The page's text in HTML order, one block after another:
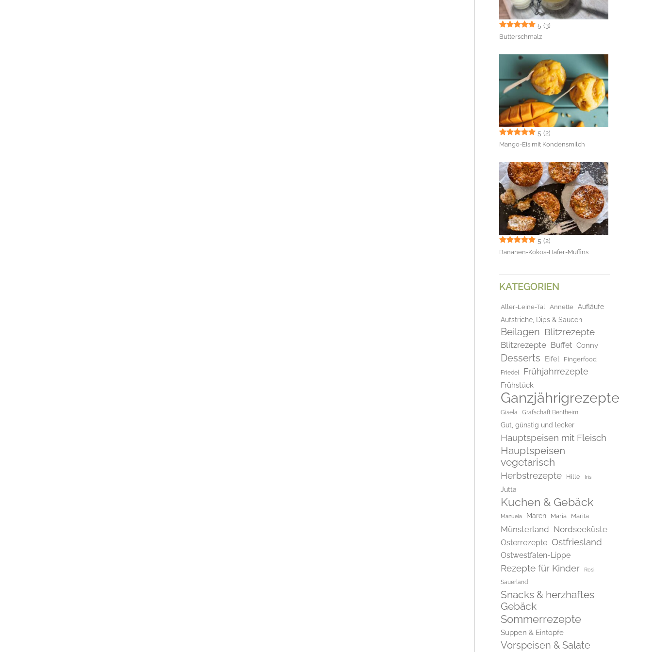
5 (3)
Butterschmalz
5 (2)
Mango-Eis mit Kondensmilch
5 (2)
Bananen-Kokos-Hafer-Muffins
KATEGORIEN
Aller-Leine-Tal Annette
Aufläufe
Aufstriche, Dips & Saucen
Beilagen Blitzrezepte
Blitzrezepte Buffet Conny
Desserts Eifel Fingerfood
Friedel Frühjahrrezepte
Frühstück
Ganzjährigrezepte
Gisela Grafschaft Bentheim
Gut, günstig und lecker
Hauptspeisen mit Fleisch
Hauptspeisen
vegetarisch
Herbstrezepte Hille Iris
Jutta
Kuchen & Gebäck
Manuela Maren Maria Marita
Münsterland Nordseeküste
Osterrezepte Ostfriesland
Ostwestfalen-Lippe
Rezepte für Kinder
Rosi
Sauerland
Snacks & herzhaftes
Gebäck
Sommerrezepte
Suppen & Eintöpfe
Vorspeisen & Salate